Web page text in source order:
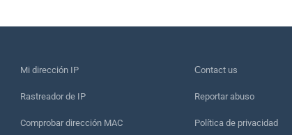
Mi dirección IP
Rastreador de IP
Comprobar dirección MAC
Сontact us
Reportar abuso
Política de privacidad